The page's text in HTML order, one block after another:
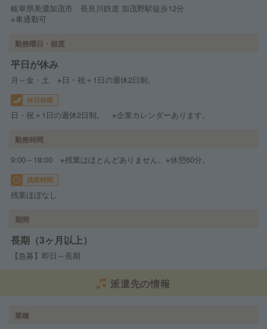
岐阜県美濃加茂市 長良川鉄道 加茂野駅徒歩12分
※車通勤可
勤務曜日・頻度
平日が休み
月～金・土 ※日・祝＋1日の週休2日制。
休日休暇
日・祝＋1日の週休2日制。 ※企業カレンダーあります。
勤務時間
9:00～18:00 ※残業はほとんどありません。※休憩60分。
残業時間
残業ほぼなし
期間
長期（3ヶ月以上）
【急募】即日～長期
派遣先の情報
業種